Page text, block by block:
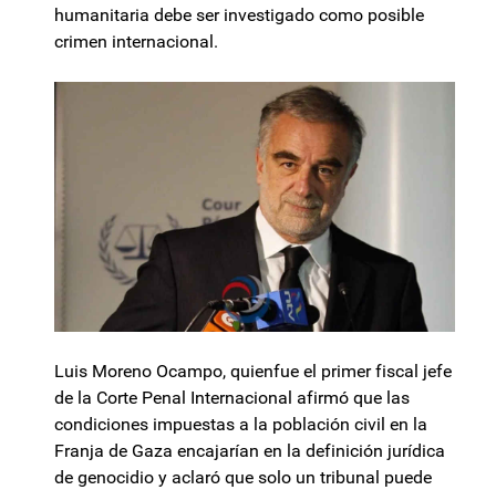
humanitaria debe ser investigado como posible
crimen internacional.
Luis Moreno Ocampo, quienfue el primer fiscal jefe
de la Corte Penal Internacional afirmó que las
condiciones impuestas a la población civil en la
Franja de Gaza encajarían en la definición jurídica
de genocidio y aclaró que solo un tribunal puede